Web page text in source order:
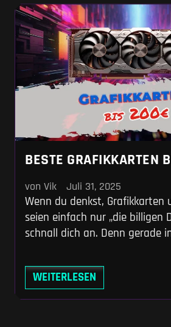
BESTE GRAFIKKARTEN
von Vik Juli 31, 2025
Wenn du denkst, Grafikkarten
seien einfach nur „die billigen
schnall dich an. Denn gerade
gesamten Hardwaremarkt. Hier
neue Einsteigerkarten von
NVIDIA ein Wettrennen mit
WEITERLESEN